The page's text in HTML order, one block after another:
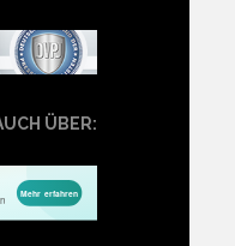
ÜBER: